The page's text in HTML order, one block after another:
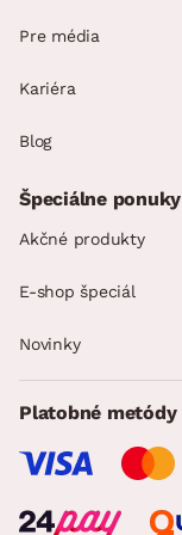
Pre média
Kariéra
Blog
Špeciálne ponuky
Akčné produkty
E-shop špeciál
Novinky
Platobné metódy